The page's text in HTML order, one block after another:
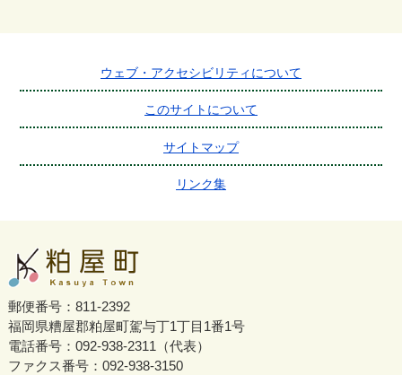
ウェブ・アクセシビリティについて
このサイトについて
サイトマップ
リンク集
郵便番号：811-2392
福岡県糟屋郡粕屋町駕与丁1丁目1番1号
電話番号：092-938-2311（代表）
ファクス番号：092-938-3150